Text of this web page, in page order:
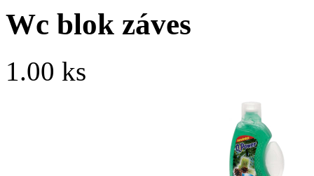
Wc blok záves
1.00 ks